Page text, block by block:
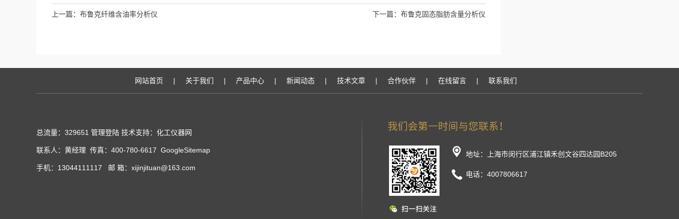
上一篇： 布鲁克纤维含油率分析仪 下一篇： 布鲁克固态脂肪含量分析仪
网站首页 | 关于我们 | 产品中心 | 新闻动态 | 技术文章 | 合作伙伴 | 在线留言 | 联系我们
总流量：329651 管理登陆 技术支持：化工仪器网
联系人：黄经理 传真：400-780-6617 GoogleSitemap
手机：13044111117 邮 箱：xijinjituan@163.com
地址：上海市闵行区浦江镇禾创文谷四达园B205
电话：4007806617